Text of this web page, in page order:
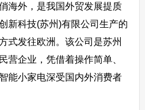
海外，是我国外贸发展提质
新科技(苏州)有限公司生产的
式发往欧洲。该公司是苏州
营企业，凭借着操作简单、
能小家电深受国内外消费者